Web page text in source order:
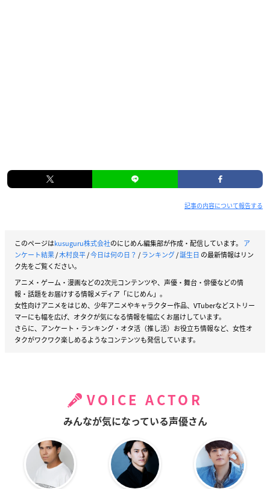
記事の内容について報告する
このページはkusuguru株式会社のにじめん編集部が作成・配信しています。 ア
ンケート結果/木村良平/今日は何の日？ /ランキング/誕生日 の最新情報はリン
ク先をご覧ください。
アニメ・ゲーム・漫画などの2次元コンテンツや、声優・舞台・俳優などの情
報・話題をお届けする情報メディア「にじめん」。
女性向けアニメをはじめ、少年アニメやキャラクター作品、VTuberなどストリー
マーにも幅を広げ、オタクが気になる情報を幅広くお届けしています。
さらに、アンケート・ランキング・オタ活（推し活）お役立ち情報など、女性オ
タクがワクワク楽しめるようなコンテンツも発信しています。
VOICE ACTOR
みんなが気になっている声優さん